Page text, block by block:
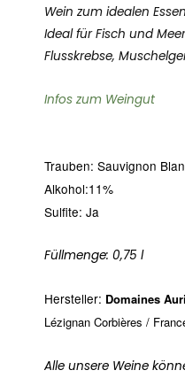
Wein zum idealen
Ideal für Fisch und
Flusskrebse,
Infos zum Weingut
Trauben: Sauvignon
Alkohol:11%
Sulfite: Ja
Füllmenge: 0,75 l
Hersteller: Domaines
Lézignan Corbières /
Alle unsere Weine